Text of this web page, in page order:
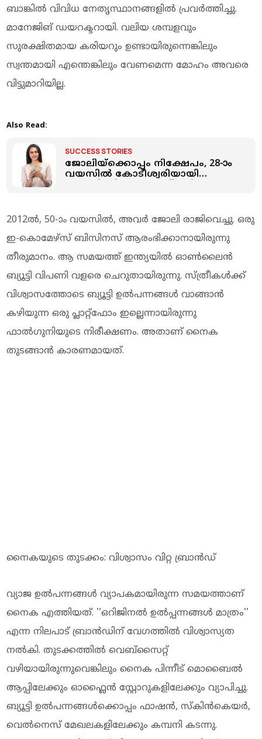
ബാങ്കില്‍ വിവിധ നേതൃസ്ഥാനങ്ങളില്‍ പ്രവര്‍ത്തിച്ചു.
മാനേജിങ് ഡയറക്ടറായി. വലിയ ശമ്പളവും
സുരക്ഷിതമായ കരിയറും ഉണ്ടായിരുന്നെങ്കിലും
സ്വന്തമായി എന്തെങ്കിലും വേണമെന്ന മോഹം അവരെ
വിട്ടുമാറിയില്ല.
Also Read:
SUCCESS STORIES
ജോലിയ്ക്കൊപ്പം നിക്ഷേപം, 28-ാം
വയസിൽ കോടീശ്വരിയായി
2012ല്‍, 50-ാം വയസില്‍, അവര്‍ ജോലി രാജിവെച്ചു. ഒരു
ഇ-കൊമേഴ്‌സ് ബിസിനസ് ആരംഭിക്കാനായിരുന്നു
തീരുമാനം. ആ സമയത്ത് ഇന്ത്യയില്‍ ഓണ്‍ലൈന്‍
ബ്യൂട്ടി വിപണി വളരെ ചെറുതായിരുന്നു. സ്ത്രീകള്‍ക്ക്
വിശ്വാസത്തോടെ ബ്യൂട്ടി ഉല്‍പന്നങ്ങള്‍ വാങ്ങാന്‍
കഴിയുന്ന ഒരു പ്ലാറ്റ്‌ഫോം ഇല്ലെന്നായിരുന്നു
ഫാല്‍ഗുനിയുടെ നിരീക്ഷണം. അതാണ് നൈക
തുടങ്ങാന്‍ കാരണമായത്.
നൈകയുടെ തുടക്കം: വിശ്വാസം വിറ്റ ബ്രാന്‍ഡ്
വ്യാജ ഉല്‍പന്നങ്ങള്‍ വ്യാപകമായിരുന്ന സമയത്താണ്
നൈക എത്തിയത്. ''ഒറിജിനല്‍ ഉല്‍പ്പന്നങ്ങള്‍ മാത്രം''
എന്ന നിലപാട് ബ്രാന്‍ഡിന് വേഗത്തില്‍ വിശ്വാസ്യത
നല്‍കി. തുടക്കത്തില്‍ വെബ്‌സൈറ്റ്
വഴിയായിരുന്നുവെങ്കിലും നൈക പിന്നീട് മൊബൈല്‍
ആപ്പിലേക്കും ഓഫ്ലൈന്‍ സ്റ്റോറുകളിലേക്കും വ്യാപിച്ചു.
ബ്യൂട്ടി ഉല്‍പന്നങ്ങള്‍ക്കൊപ്പം ഫാഷന്‍, സ്‌കിന്‍കെയര്‍,
വെല്‍നെസ് മേഖലകളിലേക്കും കമ്പനി കടന്നു.